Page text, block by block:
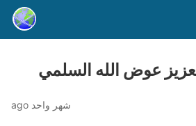
عوض الله السلمي
شهر واحد ago